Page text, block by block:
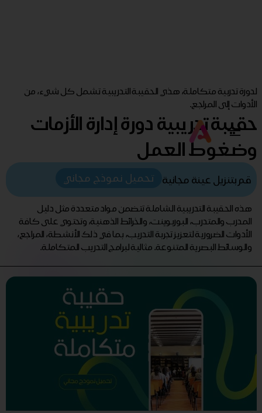
لدورة تدربية متكاملة، هذي الحقيبة التدريبية تشمل كل شيء، من
الأدوات إلى المراجع.
حقيبة تدريبية دورة إدارة الأزمات
وضغوط العمل
قم بتنزيل عينة مجانية تحميل نموذج مجاني
هذه الحقيبة التدريبية الشاملة تتضمن مواد متعددة مثل دليل
المدرب والمتدرب، البوربوينت، والخرائط الذهنية، وتحتوي على كافة
الأدوات الضرورية لتعزيز تجربة التدريب، بما في ذلك الأنشطة، المراجع،
والوسائط البصرية المتنوعة. مثالية لبرامج التدريب المتكاملة.